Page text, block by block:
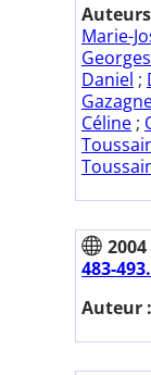
Marie-
Georges
Daniel ;
Céline ;
2004
483-
Auteur :